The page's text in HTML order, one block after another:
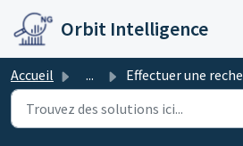
Passer au contenu principal
Orbit Intelligence
Accueil ... Effectuer une recherche de séquences courtes